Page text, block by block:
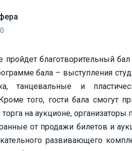
пройдет благотворительный
бала – выступления
танцевальные и
того, гости бала смогут
на аукционе, организаторы
от продажи билетов и
развивающего